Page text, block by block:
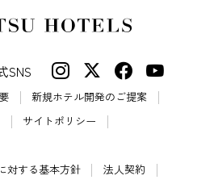
SNS
新規ホテル開発のご提案
サイトポリシー
対する基本方針
法人契約